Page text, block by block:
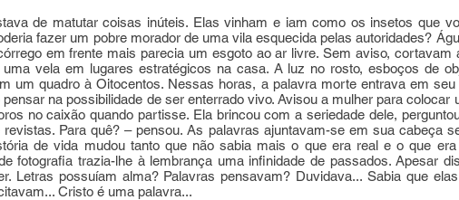
de matutar coisas inúteis. Elas vinham e iam como os insetos que
fazer um pobre morador de uma vila esquecida pelas autoridades?
em frente mais parecia um esgoto ao ar livre. Sem aviso, cortavam
uma vela em lugares estratégicos na casa. A luz no rosto, esboços de
um quadro à Oitocentos. Nessas horas, a palavra morte entrava em seu
pensar na possibilidade de ser enterrado vivo. Avisou a mulher para colocar
no caixão quando partisse. Ela brincou com a seriedade dele,
revistas. Para quê? – pensou. As palavras ajuntavam-se em sua cabeça
de vida mudou tanto que não sabia mais o que era real e o que era
fotografia trazia-lhe à lembrança uma infinidade de passados. Apesar
Letras possuíam alma? Palavras pensavam? Duvidava... Sabia que
Cristo é uma palavra...